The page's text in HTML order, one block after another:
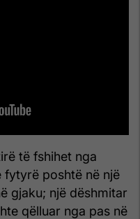
të fshihet nga
fytyrë poshtë në një
gjaku; një dëshmitar
qëlluar nga pas në